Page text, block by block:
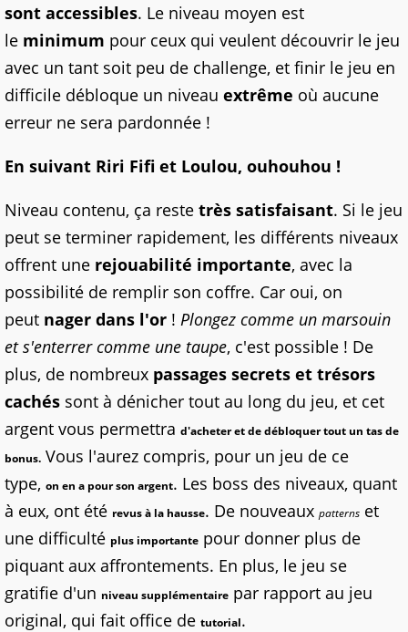
sont accessibles. Le niveau moyen est
le minimum pour ceux qui veulent découvrir le jeu
avec un tant soit peu de challenge, et finir le jeu en
difficile débloque un niveau extrême où aucune
erreur ne sera pardonnée !
En suivant Riri Fifi et Loulou, ouhouhou !
Niveau contenu, ça reste très satisfaisant. Si le jeu
peut se terminer rapidement, les différents niveaux
offrent une rejouabilité importante, avec la
possibilité de remplir son coffre. Car oui, on
peut nager dans l'or ! Plongez comme un marsouin
et s'enterrer comme une taupe, c'est possible ! De
plus, de nombreux passages secrets et trésors
cachés sont à dénicher tout au long du jeu, et cet
argent vous permettra d'acheter et de débloquer tout un tas de
bonus. Vous l'aurez compris, pour un jeu de ce
type, on en a pour son argent. Les boss des niveaux, quant
à eux, ont été revus à la hausse. De nouveaux patterns et
une difficulté plus importante pour donner plus de
piquant aux affrontements. En plus, le jeu se
gratifie d'un niveau supplémentaire par rapport au jeu
original, qui fait office de tutorial.